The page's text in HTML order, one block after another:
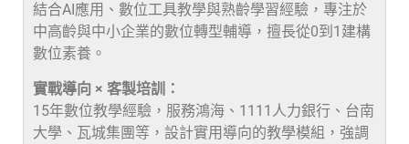
結合AI應用、數位工具教學與熟齡學習經驗，專注於
中高齡與中小企業的數位轉型輔導，擅長從0到1建構
數位素養。
實戰導向 × 客製培訓：
15年數位教學經驗，服務鴻海、1111人力銀行、台南
大學、瓦城集團等，設計實用導向的教學模組，強調